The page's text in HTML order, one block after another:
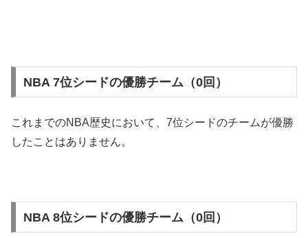
NBA 7位シードの優勝チーム（0回）
これまでのNBA歴史において、7位シードのチームが優勝
したことはありません。
NBA 8位シードの優勝チーム（0回）